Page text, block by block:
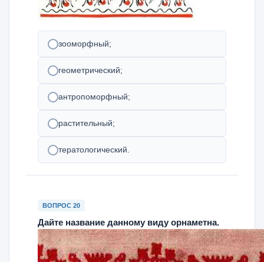
зооморфный;
геометрический;
антропоморфный;
растительный;
тератологический.
ВОПРОС 20
Дайте название данному виду орнаметна.